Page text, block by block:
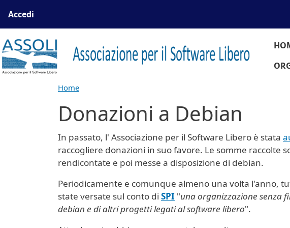
Menu profilo utente
Accedi
Home
Donazioni a Debian
In passato, l' Associazione per il Software Libero è stata
raccogliere donazioni in suo favore. Le somme raccolte
rendicontate e poi messe a disposizione di debian.
Periodicamente e comunque almeno una volta l'anno,
state versate sul conto di SPI "una organizzazione senza
debian e di altri progetti legati al software libero".